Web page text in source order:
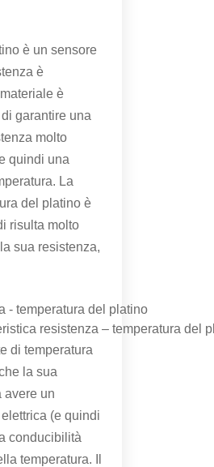
è un sensore
è
è
garantire una
molto
quindi una
La
del platino è
risulta molto
sua resistenza,
resistenza – temperatura del
di temperatura
la sua
avere un
(e quindi
conducibilità
temperatura. Il